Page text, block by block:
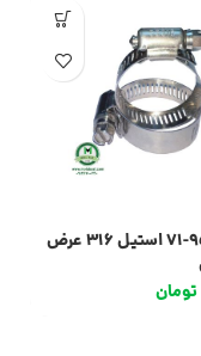
بست 95-71 استیل 316 عرض
تومان